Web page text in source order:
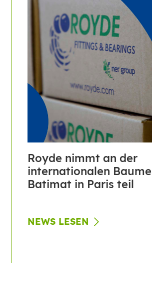
Royde nimmt an der
internationalen
Batimat in Paris teil
NEWS LESEN